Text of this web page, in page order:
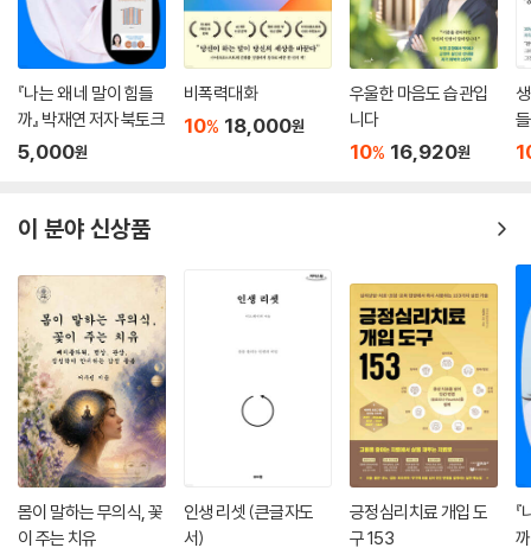
2. 자연적 항우울제, 세로토닌 분비를 촉진한다
세로토닌은 중앙 신경계 전체에 광범위하게 투사되어 생물학적 기능에 영
향을 미치는 호르몬으로, 세로토닌이 관여하는 중요한 영역 중에는 기분과
감정에 관련된 회로가 포함된다. 세로토닌의 작용과 우울증 사이의 관계는
아직 명확히 밝혀지지 않았지만, 체내 세로토닌 수치 변화가 우울증뿐만
구를 통해 분명해졌다.
자연을 산책하는 것은 다양한 방법으로 세로토닌 수치를 증가시키는 데 기
여한다. 인간의 피부는 세로토닌을 생성하는 고유한 세로토닌 체계를 갖고
있어서 햇빛이 망막이나 피부에 닿으면 세로토닌 분비가 증가하고 그에 따
른 기분 상승효과가 나타난다. 심리 치료 전문가들이 무기력과 우울을 호
소하는 사람에게 밖으로 나가 햇볕을 쬐고, 산책을 하라고 권하는 것이 이
러한 햇빛의 효과 때문이다. 또한 영국의 과학자들은 토양에서 발견되는
박테리아가 신체 내에서 항우울제와 비슷한 방식으로 작용한다는 사실을
밝혀냈다. 인간이 미코박테륨백케이 같은 양성 토양 박테리아에 접촉하면
비를 증가시킨다는 것이다. 이는 우리가 잡초를 뽑고 식물을 돌보는 시간
『나는 왜 네 말이 힘들
까』 박재연 저자 북토크
5,000원
비폭력대화
10% 18,000원
우울한 마음도 습관입
니다
10% 16,920원
이 분야 신상품
몸이 말하는 무의식, 꽃
이 주는 치유
인생 리셋 (큰글자도
서)
긍정심리치료 개입 도
구 153